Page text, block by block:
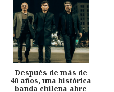
Después de más de
40 años, una histórica
banda chilena abre